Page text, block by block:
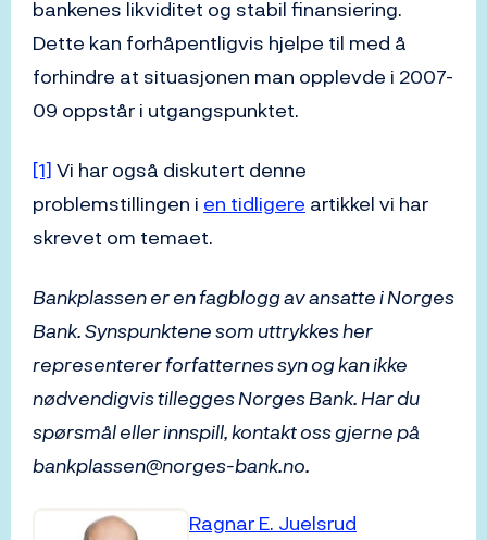
bankenes likviditet og stabil finansiering.
Dette kan forhåpentligvis hjelpe til med å
forhindre at situasjonen man opplevde i 2007-
09 oppstår i utgangspunktet.
[1]Vi har også diskutert denne
problemstillingen i en tidligere artikkel vi har
skrevet om temaet.
Bankplassen er en fagblogg av ansatte i Norges
Bank. Synspunktene som uttrykkes her
representerer forfatternes syn og kan ikke
nødvendigvis tillegges Norges Bank. Har du
spørsmål eller innspill, kontakt oss gjerne på
bankplassen@norges-bank.no.
Ragnar E. Juelsrud